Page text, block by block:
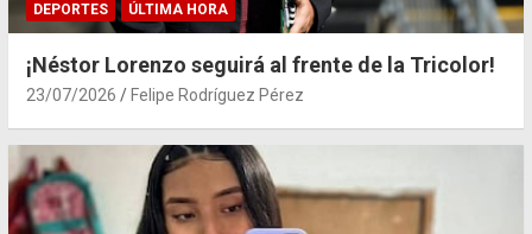
DEPORTES ÚLTIMA HORA
¡Néstor Lorenzo seguirá al frente de la Tricolor!
23/07/2026 Felipe Rodríguez Pérez